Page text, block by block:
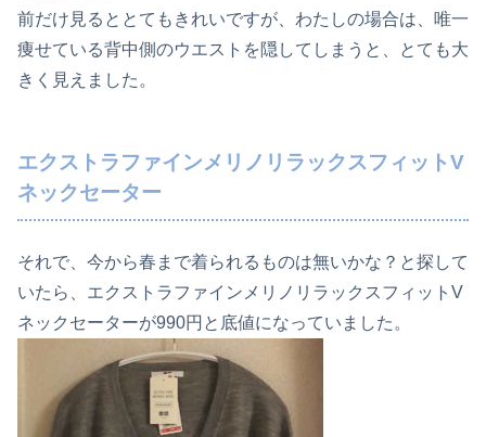
前だけ見るととてもきれいですが、わたしの場合は、唯一
痩せている背中側のウエストを隠してしまうと、とても大
きく見えました。
エクストラファインメリノリラックスフィットV
ネックセーター
それで、今から春まで着られるものは無いかな？と探して
いたら、エクストラファインメリノリラックスフィットV
ネックセーターが990円と底値になっていました。